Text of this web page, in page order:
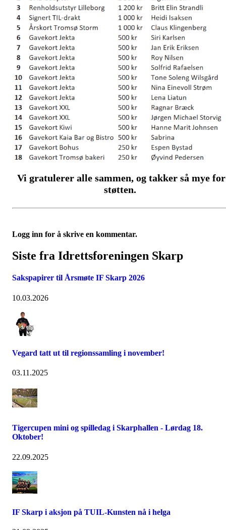
Vi gratulerer alle sammen, og takker så mye for
støtten.
Logg inn for å skrive en kommentar.
Siste fra Idrettsforeningen Skarp
Sakspapirer til Årsmøte IF Skarp 2026
10.03.2026
Vegard tatt ut til regionssamling i november!
03.11.2025
Tigercupen mini og spilledag i Skarphallen - Lørdag 18.
Oktober!
22.09.2025
IF Skarp i aksjon på TUIL-Kunsten nå i helga